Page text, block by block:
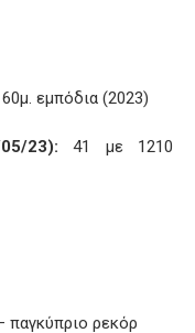
εμπόδια (2023)
23): 41 με 1210
παγκύπριο ρεκόρ